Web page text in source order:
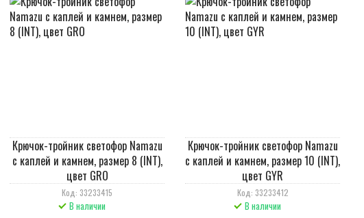
Крючок-тройник светофор Namazu
с каплей и камнем, размер 8 (INT),
цвет GRO
Код: 33233415
В наличии
Крючок-тройник светофор Namazu
с каплей и камнем, размер 10 (INT),
цвет GYR
Код: 33233412
В наличии